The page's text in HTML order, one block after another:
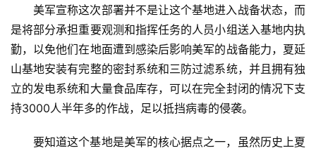
室
门
卫
生
美军宣称这次部署并不是让这个基地进入战备状态，而
是将部分承担重要观测和指挥任务的人员小组送入基地内执
勤，以免他们在地面遭到感染后影响美军的战备能力，夏延
山基地安装有完整的密封系统和三防过滤系统，并且拥有独
立的发电系统和大量食品库存，可以在完全封闭的情况下支
持3000人半年多的作战，足以抵挡病毒的侵袭。
要知道这个基地是美军的核心据点之一，虽然历史上夏